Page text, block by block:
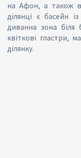
на Афон, а також
ділянці є басейн
диванна зона біля
квіткові гластри,
ділянку.